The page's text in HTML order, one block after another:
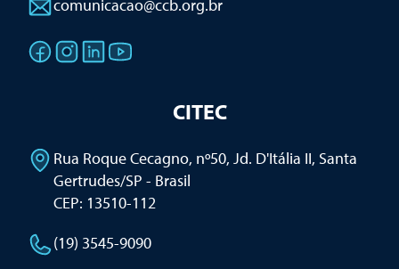
comunicacao@ccb.org.br
CITEC
Rua Roque Cecagno, nº50, Jd. D'Itália II, Santa
Gertrudes/SP - Brasil
CEP: 13510-112
(19) 3545-9090